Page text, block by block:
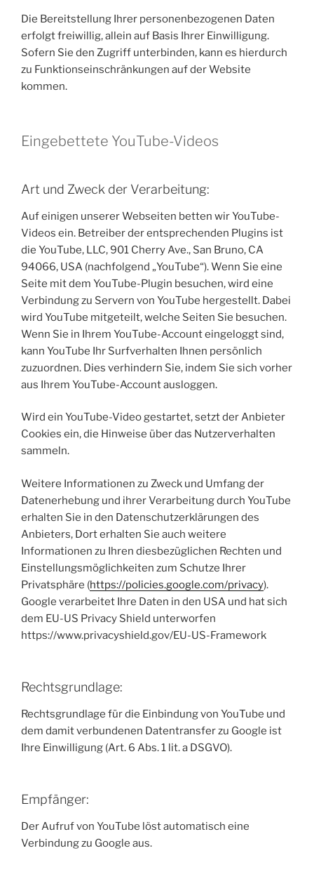
Die Bereitstellung Ihrer personenbezogenen Daten
erfolgt freiwillig, allein auf Basis Ihrer Einwilligung.
Sofern Sie den Zugriff unterbinden, kann es hierdurch
zu Funktionseinschränkungen auf der Website
kommen.
Eingebettete YouTube-Videos
Art und Zweck der Verarbeitung:
Auf einigen unserer Webseiten betten wir YouTube-
Videos ein. Betreiber der entsprechenden Plugins ist
die YouTube, LLC, 901 Cherry Ave., San Bruno, CA
94066, USA (nachfolgend „YouTube“). Wenn Sie eine
Seite mit dem YouTube-Plugin besuchen, wird eine
Verbindung zu Servern von YouTube hergestellt. Dabei
wird YouTube mitgeteilt, welche Seiten Sie besuchen.
Wenn Sie in Ihrem YouTube-Account eingeloggt sind,
kann YouTube Ihr Surfverhalten Ihnen persönlich
zuzuordnen. Dies verhindern Sie, indem Sie sich vorher
aus Ihrem YouTube-Account ausloggen.
Wird ein YouTube-Video gestartet, setzt der Anbieter
Cookies ein, die Hinweise über das Nutzerverhalten
sammeln.
Weitere Informationen zu Zweck und Umfang der
Datenerhebung und ihrer Verarbeitung durch YouTube
erhalten Sie in den Datenschutzerklärungen des
Anbieters, Dort erhalten Sie auch weitere
Informationen zu Ihren diesbezüglichen Rechten und
Einstellungsmöglichkeiten zum Schutze Ihrer
Privatsphäre (https://policies.google.com/privacy).
Google verarbeitet Ihre Daten in den USA und hat sich
dem EU-US Privacy Shield unterworfen
https://www.privacyshield.gov/EU-US-Framework
Rechtsgrundlage:
Rechtsgrundlage für die Einbindung von YouTube und
dem damit verbundenen Datentransfer zu Google ist
Ihre Einwilligung (Art. 6 Abs. 1 lit. a DSGVO).
Empfänger:
Der Aufruf von YouTube löst automatisch eine
Verbindung zu Google aus.